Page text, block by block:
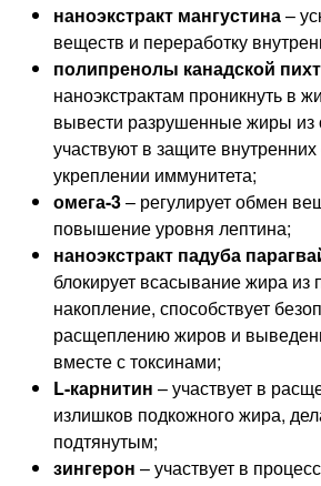
наноэкстракт мангустина–
веществ и переработку
полипренолы канадской
наноэкстрактам проникнуть в
вывести разрушенные жиры из
участвуют в защите
укреплении иммунитета;
омега-3– регулирует обмен
повышение уровня лептина;
наноэкстракт падуба
блокирует всасывание жира из
накопление, способствует
расщеплению жиров и
вместе с токсинами;
L-карнитин – участвует в
излишков подкожного жира,
подтянутым;
зингерон – участвует в